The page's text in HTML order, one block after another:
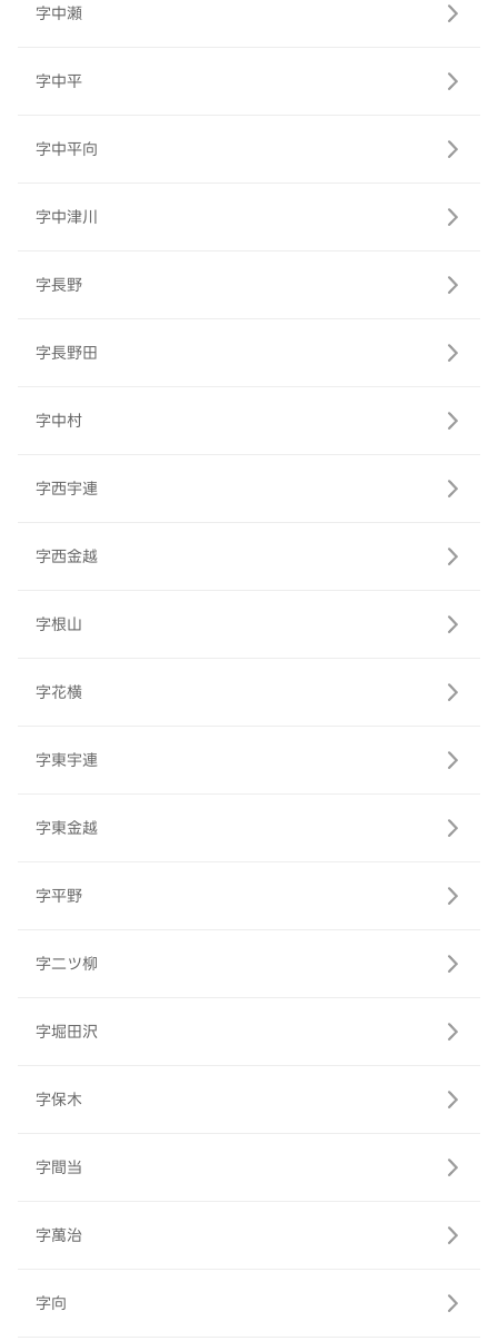
字中瀬
字中平
字中平向
字中津川
字長野
字長野田
字中村
字西宇連
字西金越
字根山
字花横
字東宇連
字東金越
字平野
字二ツ柳
字堀田沢
字保木
字間当
字萬治
字向